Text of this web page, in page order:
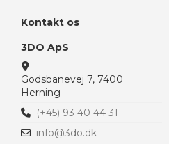
Kontakt os
3DO ApS
Godsbanevej 7, 7400
Herning
(+45) 93 40 44 31
info@3do.dk